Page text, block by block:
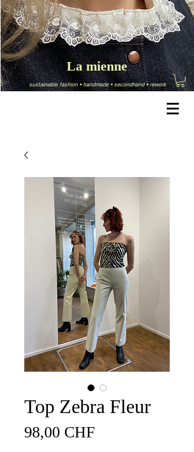
sustainable fashion •handmade•secondhand•rework
La mienne
Top Zebra Fleur
98,00 CHFPreis